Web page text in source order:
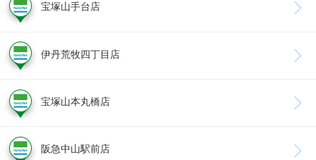
宝塚山手台店
伊丹荒牧四丁目店
宝塚山本丸橋店
阪急中山駅前店